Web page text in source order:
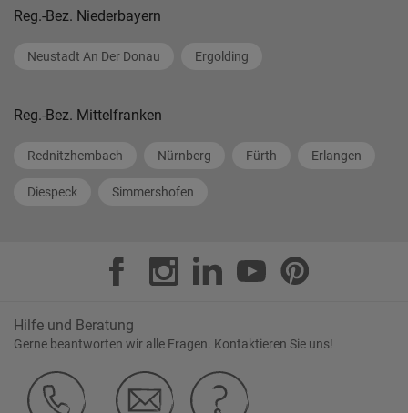
Reg.-Bez. Niederbayern
Neustadt An Der Donau Ergolding
Reg.-Bez. Mittelfranken
Rednitzhembach Nürnberg Fürth Erlangen
Diespeck Simmershofen
Hilfe und Beratung
Gerne beantworten wir alle Fragen. Kontaktieren Sie uns!